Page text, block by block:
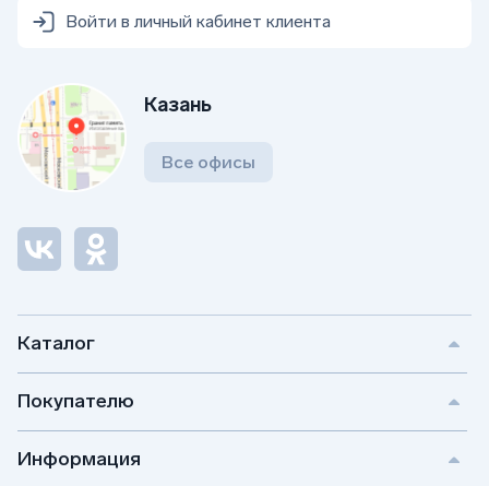
Каталог
Покупателю
Информация
Войти в личный кабинет клиента
Казань
Все офисы